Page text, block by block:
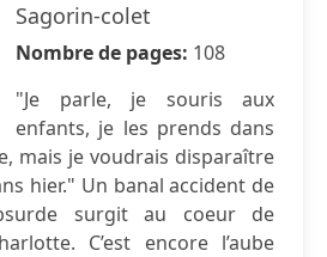
Sagorin-colet
Nombre de pages: 108
"Je parle, je souris aux
enfants, je les prends dans
mais je voudrais disparaître
hier." Un banal accident de
surgit au coeur de
C’est encore l’aube